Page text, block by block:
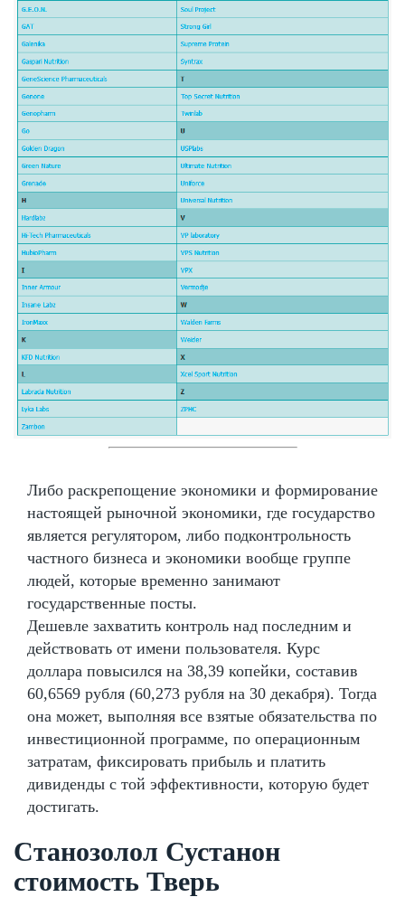
Либо раскрепощение экономики и формирование
настоящей рыночной экономики, где государство
является регулятором, либо подконтрольность
частного бизнеса и экономики вообще группе
людей, которые временно занимают
государственные посты.
Дешевле захватить контроль над последним и
действовать от имени пользователя. Курс
доллара повысился на 38,39 копейки, составив
60,6569 рубля (60,273 рубля на 30 декабря). Тогда
она может, выполняя все взятые обязательства по
инвестиционной программе, по операционным
затратам, фиксировать прибыль и платить
дивиденды с той эффективности, которую будет
достигать.
Станозолол Сустанон
стоимость Тверь